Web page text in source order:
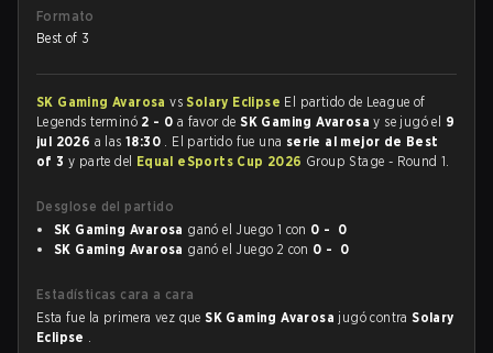
Formato
Best of 3
SK Gaming Avarosavs Solary Eclipse El partido de League of
Legends terminó 2 - 0 a favor deSK Gaming Avarosay se jugó el 9
jul 2026 a las18:30 . El partido fue una serie al mejor de Best
of 3 y parte del Equal eSports Cup 2026 Group Stage - Round 1.
Desglose del partido
SK Gaming Avarosa ganó el Juego 1 con 0 - 0
SK Gaming Avarosa ganó el Juego 2 con 0 - 0
Estadísticas cara a cara
Esta fue la primera vez queSK Gaming Avarosa jugó contraSolary
Eclipse .